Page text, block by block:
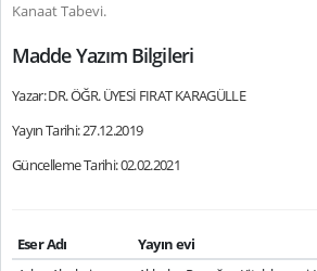
Kanaat Tabevi.
Madde Yazım Bilgileri
Yazar: DR. ÖĞR. ÜYESİ FIRAT KARAGÜLLE
Yayın Tarihi: 27.12.2019
Güncelleme Tarihi: 02.02.2021
Eser Adı Yayın evi